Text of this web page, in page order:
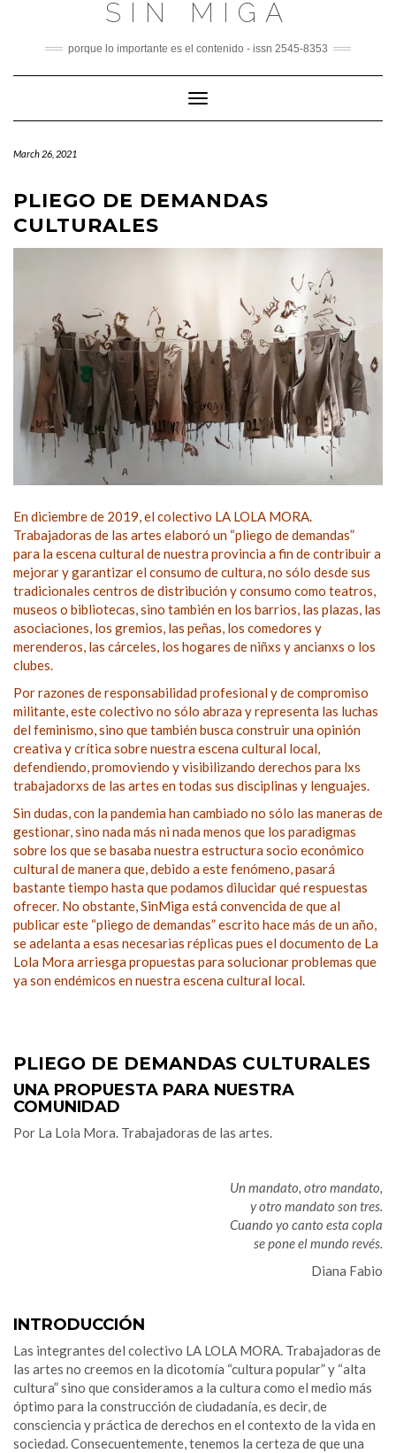
SIN MIGA
porque lo importante es el contenido - issn 2545-8353
Toggle
Navigation
March 26, 2021
PLIEGO DE DEMANDAS
CULTURALES
En diciembre de 2019, el colectivo LA LOLA MORA.
Trabajadoras de las artes elaboró un “pliego de demandas”
para la escena cultural de nuestra provincia a fin de contribuir a
mejorar y garantizar el consumo de cultura, no sólo desde sus
tradicionales centros de distribución y consumo como teatros,
museos o bibliotecas, sino también en los barrios, las plazas, las
asociaciones, los gremios, las peñas, los comedores y
merenderos, las cárceles, los hogares de niñxs y ancianxs o los
clubes.
Por razones de responsabilidad profesional y de compromiso
militante, este colectivo no sólo abraza y representa las luchas
del feminismo, sino que también busca construir una opinión
creativa y crítica sobre nuestra escena cultural local,
defendiendo, promoviendo y visibilizando derechos para lxs
trabajadorxs de las artes en todas sus disciplinas y lenguajes.
Sin dudas, con la pandemia han cambiado no sólo las maneras de
gestionar, sino nada más ni nada menos que los paradigmas
sobre los que se basaba nuestra estructura socio económico
cultural de manera que, debido a este fenómeno, pasará
bastante tiempo hasta que podamos dilucidar qué respuestas
ofrecer. No obstante, SinMiga está convencida de que al
publicar este “pliego de demandas” escrito hace más de un año,
se adelanta a esas necesarias réplicas pues el documento de La
Lola Mora arriesga propuestas para solucionar problemas que
ya son endémicos en nuestra escena cultural local.
PLIEGO DE DEMANDAS CULTURALES
UNA PROPUESTA PARA NUESTRA
COMUNIDAD
Por La Lola Mora. Trabajadoras de las artes.
Un mandato, otro mandato,
y otro mandato son tres.
Cuando yo canto esta copla
se pone el mundo revés.
Diana Fabio
INTRODUCCIÓN
Las integrantes del colectivo LA LOLA MORA. Trabajadoras de
las artes no creemos en la dicotomía “cultura popular” y “alta
cultura” sino que consideramos a la cultura como el medio más
óptimo para la construcción de ciudadanía, es decir, de
consciencia y práctica de derechos en el contexto de la vida en
sociedad. Consecuentemente, tenemos la certeza de que una